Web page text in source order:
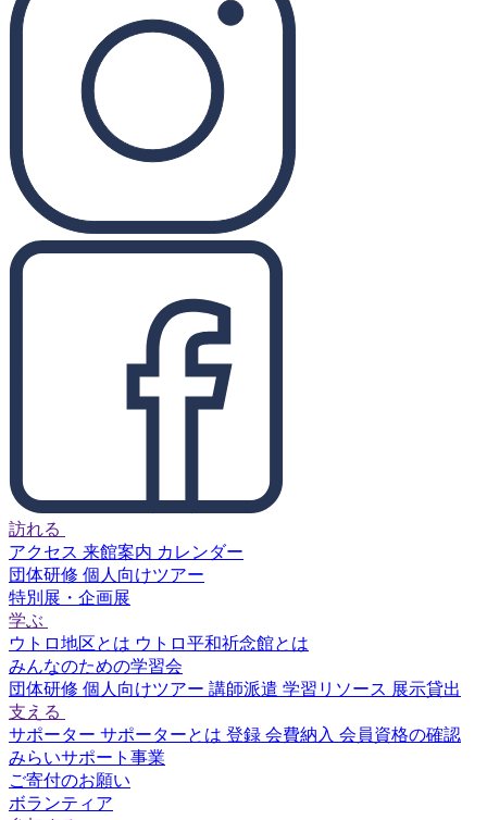
訪れる
アクセス 来館案内 カレンダー
団体研修 個人向けツアー
特別展・企画展
学ぶ
ウトロ地区とは ウトロ平和祈念館とは
みんなのための学習会
団体研修 個人向けツアー 講師派遣 学習リソース 展示貸出
支える
サポーター サポーターとは 登録 会費納入 会員資格の確認
みらいサポート事業
ご寄付のお願い
ボランティア